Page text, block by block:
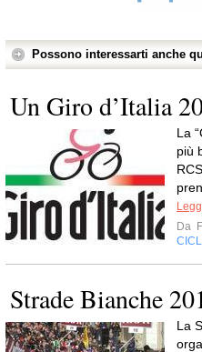
Possono interessarti anche
Un Giro d’Italia
La
più
Da
Strade Bianche
La